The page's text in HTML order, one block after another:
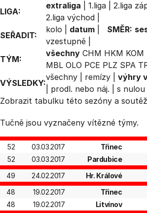
LIGA:
extraliga 1.liga 2.liga
2.liga východ
SEŘADIT:
kolo datum SMĚR:
vzestupně
TÝM:
všechny CHM HKM KOM
MBL OLO PCE PLZ SPA
VÝSLEDKY:
všechny remízy výhry
prodl. nebo náj. s nulou
Zobrazit tabulku této sezóny a
Tučně jsou vyznačeny vítězné týmy.
52 03.03.2017 Třinec
52
03.03.2017 Pardubice
49
24.02.2017 Hr. Králové
48
19.02.2017 Třinec
48
19.02.2017 Litvínov